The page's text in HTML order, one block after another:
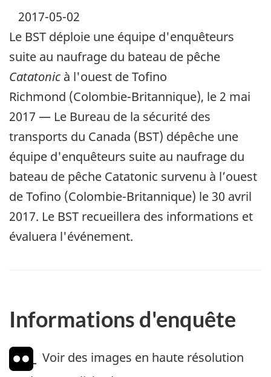
2017-05-02
Le BST déploie une équipe d'enquêteurs
suite au naufrage du bateau de pêche
Catatonic à l'ouest de Tofino
Richmond (Colombie-Britannique), le 2 mai
2017 — Le Bureau de la sécurité des
transports du Canada (BST) dépêche une
équipe d'enquêteurs suite au naufrage du
bateau de pêche Catatonic survenu à l’ouest
de Tofino (Colombie-Britannique) le 30 avril
2017. Le BST recueillera des informations et
évaluera l'événement.
Informations d'enquête
Voir des images en haute résolution